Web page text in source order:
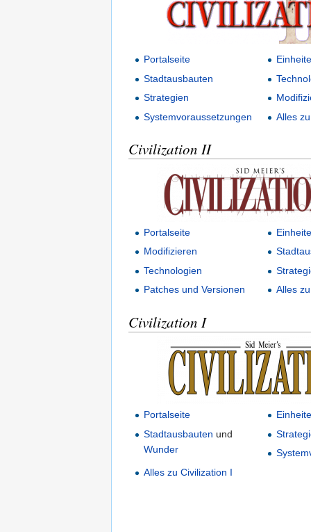
Portalseite
Stadtausbauten
Strategien
Systemvoraussetzungen
Alles
Civilization II
Portalseite
Modifizieren
Technologien
Patches und Versionen
Alles
Civilization I
Portalseite
Stadtausbauten und
Wunder
Alles zu Civilization I